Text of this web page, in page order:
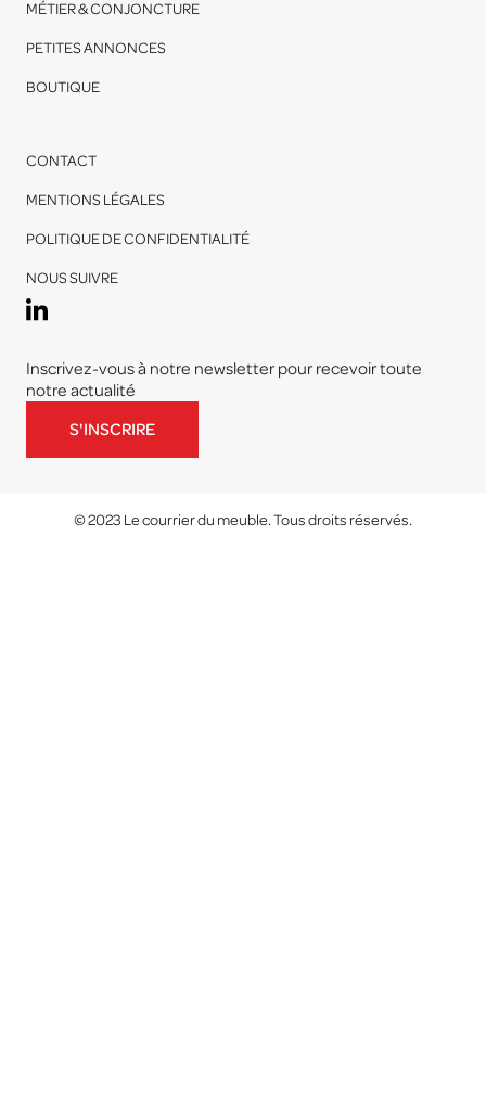
MÉTIER & CONJONCTURE
PETITES ANNONCES
BOUTIQUE
CONTACT
MENTIONS LÉGALES
POLITIQUE DE CONFIDENTIALITÉ
NOUS SUIVRE
Inscrivez-vous à notre newsletter pour recevoir toute
notre actualité
S'INSCRIRE
© 2023 Le courrier du meuble. Tous droits réservés.